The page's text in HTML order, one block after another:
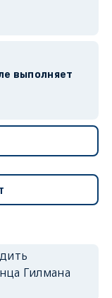
выполняет
Гилмана